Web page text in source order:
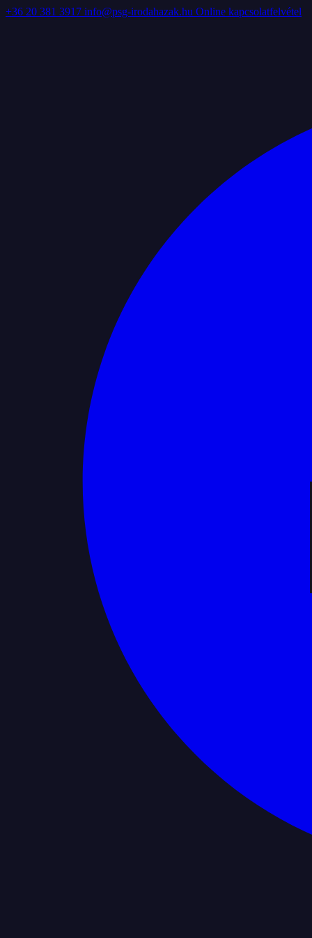
+36 20 381 3917 info@psg-irodahazak.hu Online kapcsolatfelvétel